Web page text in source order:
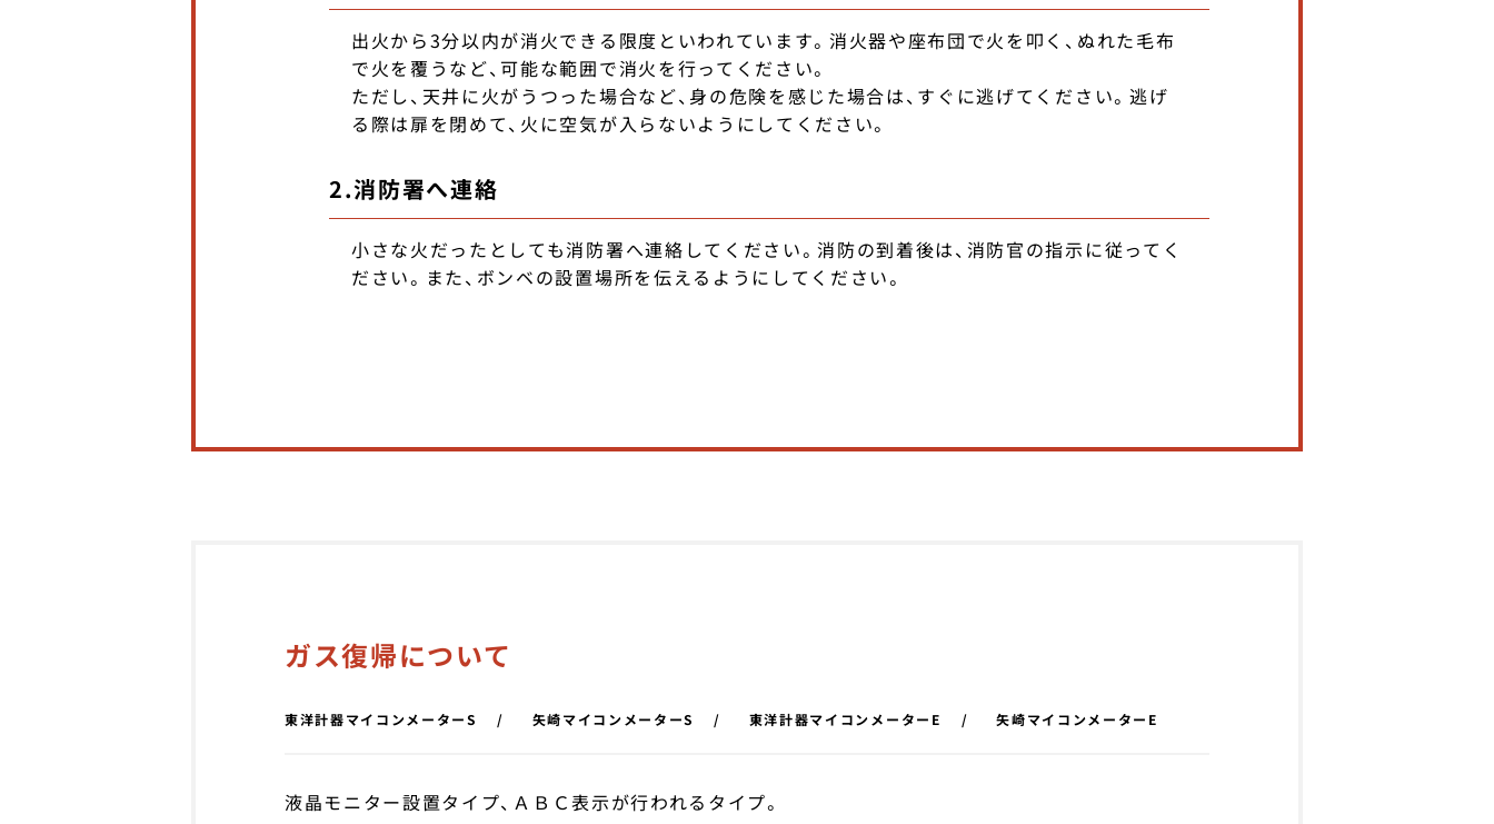
出火から3分以内が消火できる限度といわれています。消火器や座布団で火を叩く、ぬれた毛布
で火を覆うなど、可能な範囲で消火を行ってください。
ただし、天井に火がうつった場合など、身の危険を感じた場合は、すぐに逃げてください。逃げ
る際は扉を閉めて、火に空気が入らないようにしてください。
2.消防署へ連絡
小さな火だったとしても消防署へ連絡してください。消防の到着後は、消防官の指示に従ってく
ださい。また、ボンベの設置場所を伝えるようにしてください。
ガス復帰について
東洋計器マイコンメーターS 矢崎マイコンメーターS 東洋計器マイコンメーターE 矢崎マイコンメーターE
液晶モニター設置タイプ、ＡＢＣ表示が行われるタイプ。